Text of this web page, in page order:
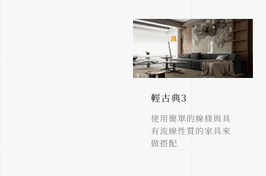
輕古典3
使用簡單的線條與具
有流線性質的家具來
做搭配